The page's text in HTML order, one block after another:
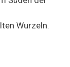
scharf
SenfWurzeln.